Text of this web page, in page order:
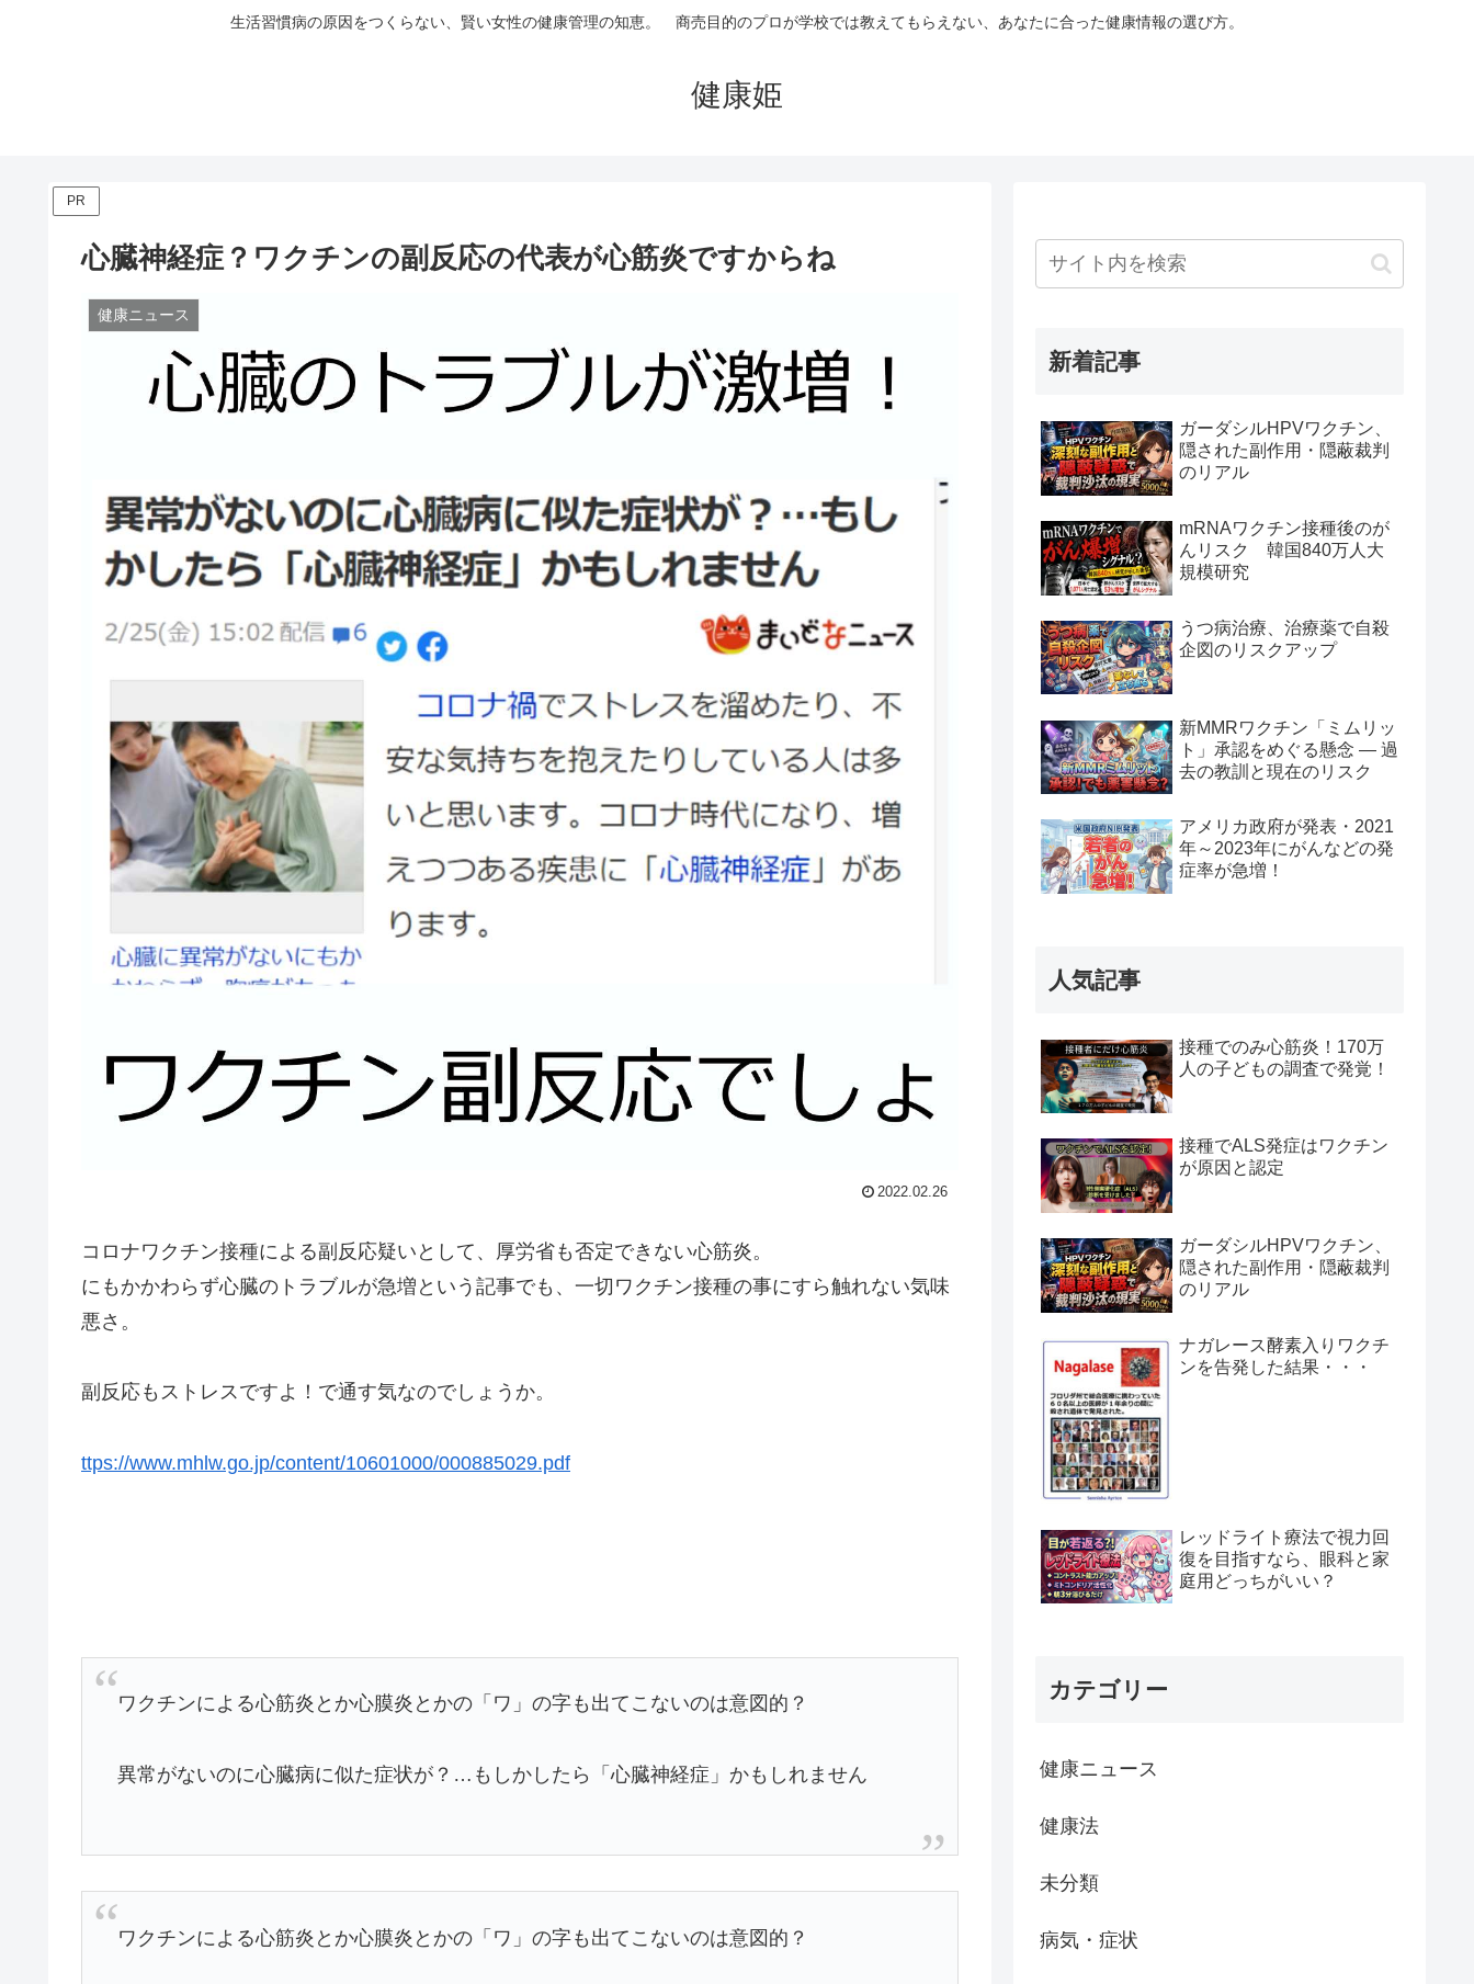
生活習慣病の原因をつくらない、賢い女性の健康管理の知恵。 商売目的のプロが学校では教えてもらえない、あなたに合った健康情報の選び方。
健康姫
PR
心臓神経症？ワクチンの副反応の代表が心筋炎ですからね
健康ニュース
2022.02.26
コロナワクチン接種による副反応疑いとして、厚労省も否定できない心筋炎。
にもかかわらず心臓のトラブルが急増という記事でも、一切ワクチン接種の事にすら触れない気味
悪さ。
副反応もストレスですよ！で通す気なのでしょうか。
ttps://www.mhlw.go.jp/content/10601000/000885029.pdf
ワクチンによる心筋炎とか心膜炎とかの「ワ」の字も出てこないのは意図的？
異常がないのに心臓病に似た症状が？…もしかしたら「心臓神経症」かもしれません
ワクチンによる心筋炎とか心膜炎とかの「ワ」の字も出てこないのは意図的？
新着記事
ガーダシルHPVワクチン、
隠された副作用・隠蔽裁判
のリアル
mRNAワクチン接種後のが
んリスク 韓国840万人大
規模研究
うつ病治療、治療薬で自殺
企図のリスクアップ
新MMRワクチン「ミムリッ
ト」承認をめぐる懸念 — 過
去の教訓と現在のリスク
アメリカ政府が発表・2021
年～2023年にがんなどの発
症率が急増！
人気記事
接種でのみ心筋炎！170万
人の子どもの調査で発覚！
接種でALS発症はワクチン
が原因と認定
ガーダシルHPVワクチン、
隠された副作用・隠蔽裁判
のリアル
ナガレース酵素入りワクチ
ンを告発した結果・・・
レッドライト療法で視力回
復を目指すなら、眼科と家
庭用どっちがいい？
カテゴリー
健康ニュース
健康法
未分類
病気・症状